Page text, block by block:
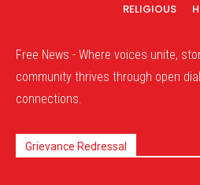
RELIGIOUS
Free News - Where voices unite,
community thrives through open
connections.
Grievance Redressal